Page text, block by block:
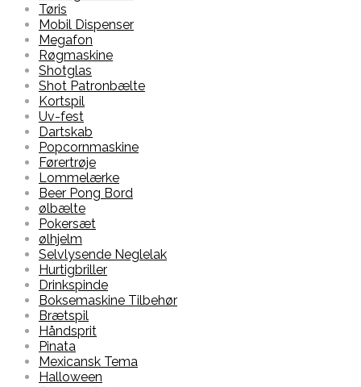
Tøris
Mobil Dispenser
Megafon
Røgmaskine
Shotglas
Shot Patronbælte
Kortspil
Uv-fest
Dartskab
Popcornmaskine
Førertrøje
Lommelærke
Beer Pong Bord
ølbælte
Pokersæt
ølhjelm
Selvlysende Neglelak
Hurtigbriller
Drinkspinde
Boksemaskine Tilbehør
Brætspil
Håndsprit
Pinata
Mexicansk Tema
Halloween